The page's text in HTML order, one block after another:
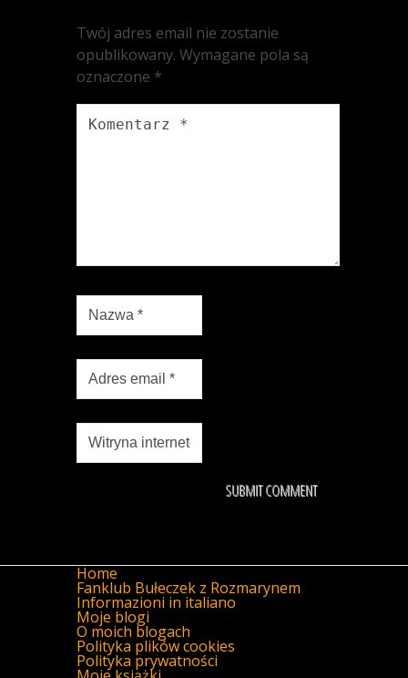
Twój adres email nie zostanie
opublikowany. Wymagane pola są
oznaczone *
Home
Fanklub Bułeczek z Rozmarynem
Informazioni in italiano
Moje blogi
O moich blogach
Polityka plików cookies
Polityka prywatności